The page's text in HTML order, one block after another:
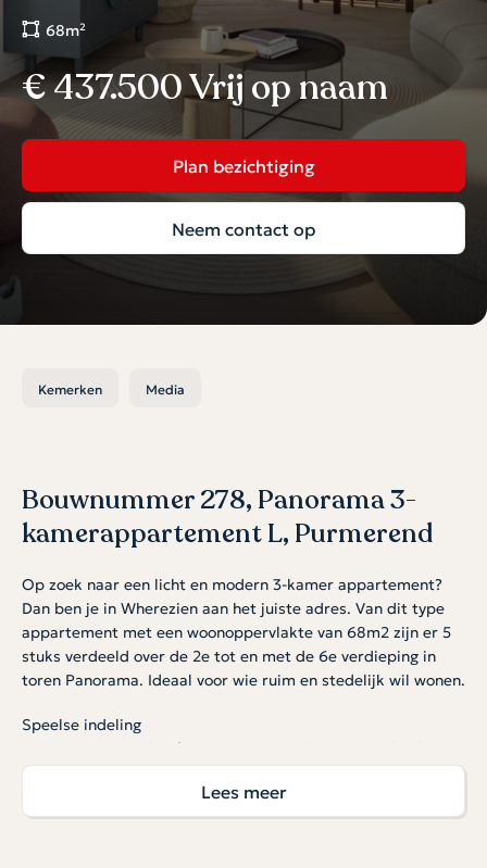
68m²
€ 437.500 Vrij op naam
Plan bezichtiging
Neem contact op
Kemerken Media
Bouwnummer 278, Panorama 3-
kamerappartement L, Purmerend
Op zoek naar een licht en modern 3-kamer appartement?
Dan ben je in Wherezien aan het juiste adres. Van dit type
appartement met een woonoppervlakte van 68m2 zijn er 5
stuks verdeeld over de 2e tot en met de 6e verdieping in
toren Panorama. Ideaal voor wie ruim en stedelijk wil wonen.
Speelse indeling
Dit appartement heeft een ruime woonkamer met keuken en
meer dan voldoende plek voor je eettafel en living. De
hoekvorm maakt van het geheel tot een spannende en
speelse ruimte. Er zijn twee slaapkamers waarvan één
Lees meer